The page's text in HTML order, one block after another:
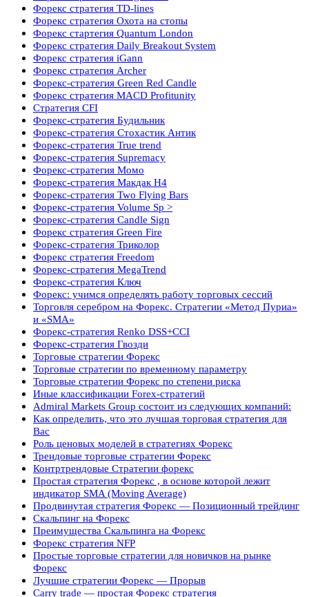
Форекс стратегия TD-lines
Форекс стратегия Охота на стопы
Форекс стартегия Quantum London
Форекс стратегия Daily Breakout System
Форекс стратегия iGann
Форекс стратегия Archer
Форекс-стратегия Green Red Candle
Форекс стратегия MACD Profitunity
Стратегия CFI
Форекс-стратегия Будильник
Форекс-стратегия Стохастик Антик
Форекс-стратегия True trend
Форекс-стратегия Supremacy
Форекс-стратегия Момо
Форекс-стратегия Макдак Н4
Форекс-стратегия Two Flying Bars
Форекс-стратегия Volume Sp >
Форекс-стратегия Candle Sign
Форекс стратегия Green Fire
Форекс-стратегия Триколор
Форекс стратегия Freedom
Форекс-стратегия MegaTrend
Форекс-стратегия Ключ
Форекс: учимся определять работу торговых сессий
Торговля серебром на Форекс. Стратегии «Метод Пуриа»
и «SMA»
Форекс-стратегия Renko DSS+CCI
Форекс-стратегия Гвозди
Торговые стратегии Форекс
Торговые стратегии по временному параметру
Торговые стратегии Форекс по степени риска
Иные классификации Forex-стратегий
Admiral Markets Group состоит из следующих компаний:
Как определить, что это лучшая торговая стратегия для
Вас
Роль ценовых моделей в стратегиях Форекс
Трендовые торговые стратегии Форекс
Контртрендовые Стратегии форекс
Простая стратегия Форекс , в основе которой лежит
индикатор SMA (Moving Average)
Продвинутая стратегия Форекс — Позиционный трейдинг
Скальпинг на Форекс
Преимущества Скальпинга на Форекс
Форекс стратегия NFP
Простые торговые стратегии для новичков на рынке
Форекс
Лучшие стратегии Форекс — Прорыв
Carry trade — простая Форекс стратегия